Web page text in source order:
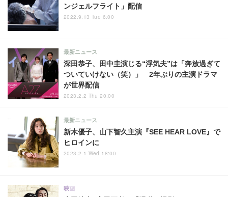
ンジェルフライト」配信
2022.9.13 Tue 6:00
深田恭子、田中圭演じる“浮気夫”は「奔放過ぎて
ついていけない（笑）」 2年ぶりの主演ドラマ
が世界配信
最新ニュース
2023.2.2 Thu 20:00
新木優子、山下智久主演『SEE HEAR LOVE』で
ヒロインに
最新ニュース
2023.2.1 Wed 18:00
映画